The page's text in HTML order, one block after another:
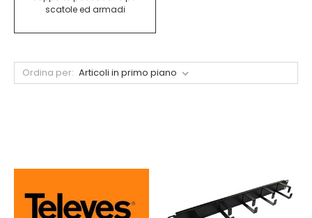
scatole ed armadi
Ordina per: